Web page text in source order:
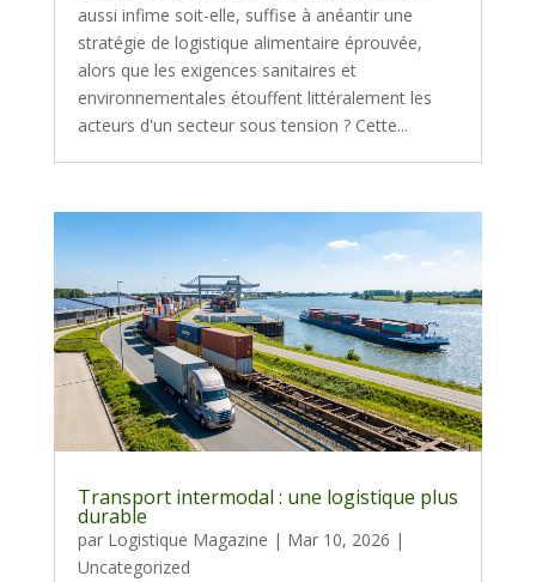
aussi infime soit-elle, suffise à anéantir une
stratégie de logistique alimentaire éprouvée,
alors que les exigences sanitaires et
environnementales étouffent littéralement les
acteurs d'un secteur sous tension ? Cette...
Transport intermodal : une logistique plus
durable
par Logistique Magazine | Mar 10, 2026 |
Uncategorized